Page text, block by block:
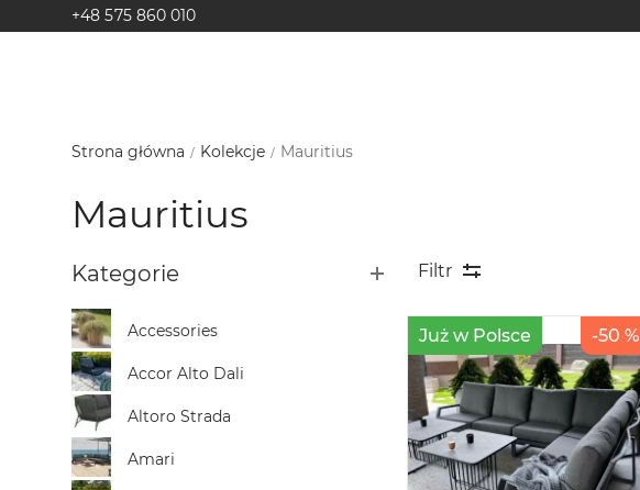
+48 575 860 010
Strona główna Kolekcje Mauritius
Mauritius
Kategorie
Accessories
Accor Alto Dali
Altoro Strada
Amari
Filtr
Już w Polsce -50 %